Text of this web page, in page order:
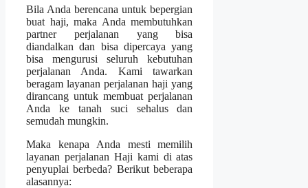
Bila Anda berencana untuk bepergian
buat haji, maka Anda membutuhkan
partner perjalanan yang bisa
diandalkan dan bisa dipercaya yang
bisa mengurusi seluruh kebutuhan
perjalanan Anda. Kami tawarkan
beragam layanan perjalanan haji yang
dirancang untuk membuat perjalanan
Anda ke tanah suci sehalus dan
semudah mungkin.
Maka kenapa Anda mesti memilih
layanan perjalanan Haji kami di atas
penyuplai berbeda? Berikut beberapa
alasannya: